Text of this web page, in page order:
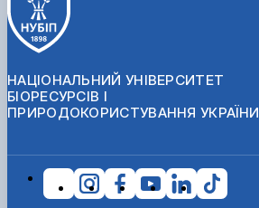
НАЦІОНАЛЬНИЙ УНІВЕРСИТЕТ
БІОРЕСУРСІВ І
ПРИРОДОКОРИСТУВАННЯ УКРАЇНИ